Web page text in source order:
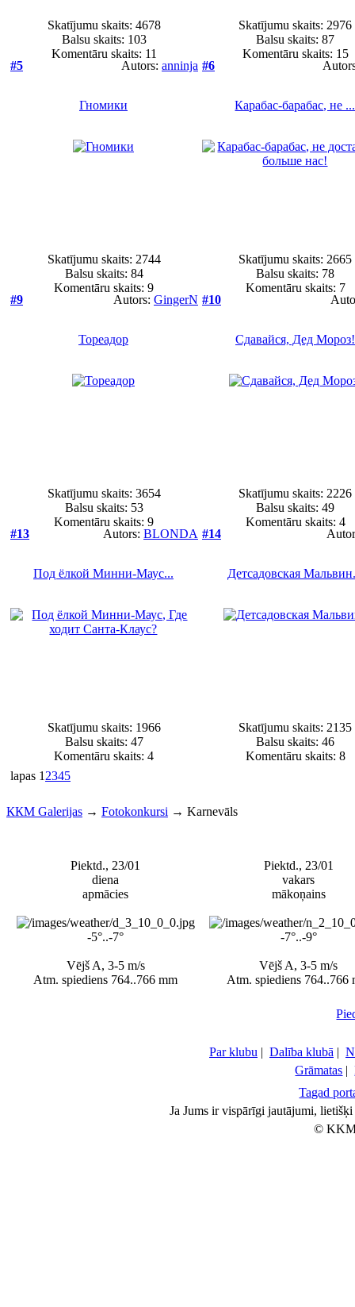
Skatījumu skaits: 4678
Balsu skaits: 103
Komentāru skaits: 11
Skatījumu skaits: 2976
Balsu skaits:87
Komentāru skaits: 15
#5
Autors: anninja
Гномики
Skatījumu skaits: 2744
Balsu skaits: 84
Komentāru skaits: 9
#6
Карабас-барабас, не ...
Skatījumu skaits: 2665
Balsu skaits: 78
Komentāru skaits: 7
#9
Autors: GingerN
Тореадор
Skatījumu skaits: 3654
Balsu skaits: 53
Komentāru skaits: 9
#10
Сдавайся, Дед Мороз!
Skatījumu skaits: 2226
Balsu skaits:49
Komentāru skaits: 4
#13
Autors: BLONDA
Под ёлкой Минни-Маус...
Skatījumu skaits: 1966
Balsu skaits: 47
Komentāru skaits: 4
#14
Детсадовская
Skatījumu skaits: 2135
Balsu skaits:46
Komentāru skaits: 8
lapas 1 2345
ККМ Galerijas → Fotokonkursi → Karnevāls
Piektd., 23/01
diena
apmācies
-5°..-7°
Vējš A, 3-5 m/s
Atm. spiediens 764..766 mm
Piektd., 23/01
vakars
mākoņains
-7°..-9°
Vējš A, 3-5 m/s
Atm. spiediens 764..766
Par klubu | Dalība klubā |
Grāmatas |
Tagad
Ja Jums ir vispārīgi jautājumi,
©